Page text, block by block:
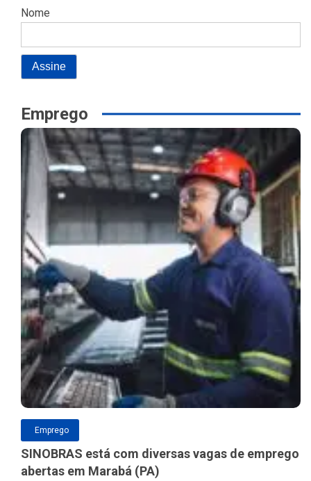
Nome
Emprego
Emprego
SINOBRAS está com diversas vagas de emprego
abertas em Marabá (PA)